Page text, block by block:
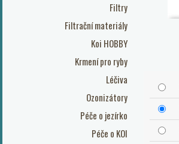
Filtry
Filtrační materiály
Koi HOBBY
Krmení pro ryby
Léčiva
Ozonizátory
Péče o jezírko
Péče o KOI